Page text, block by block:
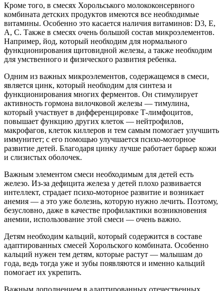
Кроме того, в смесях Хорольського молококонсервного
комбината детских продуктов имеются все необходимые
витамины. Особенно это касается наличия витаминов: D3, E,
А, C. Также в смесях очень большой состав микроэлементов.
Например, йод, который необходим для нормального
функционирования щитовидной железы, а также необходим
для умственного и физического развития ребенка.
Одним из важных микроэлементов, содержащемся в смеси,
является цинк, который необходим для синтеза и
функционирования многих ферментов. Он стимулирует
активность гормона вилочковой железы — тимулина,
который участвует в дифференцировке Т-лимфоцитов,
повышает функцию других клеток — нейтрофилов,
макрофагов, клеток киллеров и тем самым помогает улучшить
иммунитет; с его помощью улучшается психо-моторное
развитие детей. Благодаря цинку лучше работает барьер кожи
и слизистых оболочек.
Важным элементом смеси необходимым для детей есть
железо. Из-за дефицита железа у детей плохо развивается
интеллект, страдает психо-моторное развитие и возникает
анемия — а это уже болезнь, которую нужно лечить. Поэтому,
безусловно, даже в качестве профилактики возникновения
анемии, использование этой смеси — очень важно.
Детям необходим кальций, который содержится в составе
адаптированных смесей Хорольского комбината. Особенно
кальций нужен тем детям, которые растут — малышам до
года, ведь тогда уже и зубы появляются и именно кальций
помогает их укрепить.
Важным дополнением в адаптированных отечественных